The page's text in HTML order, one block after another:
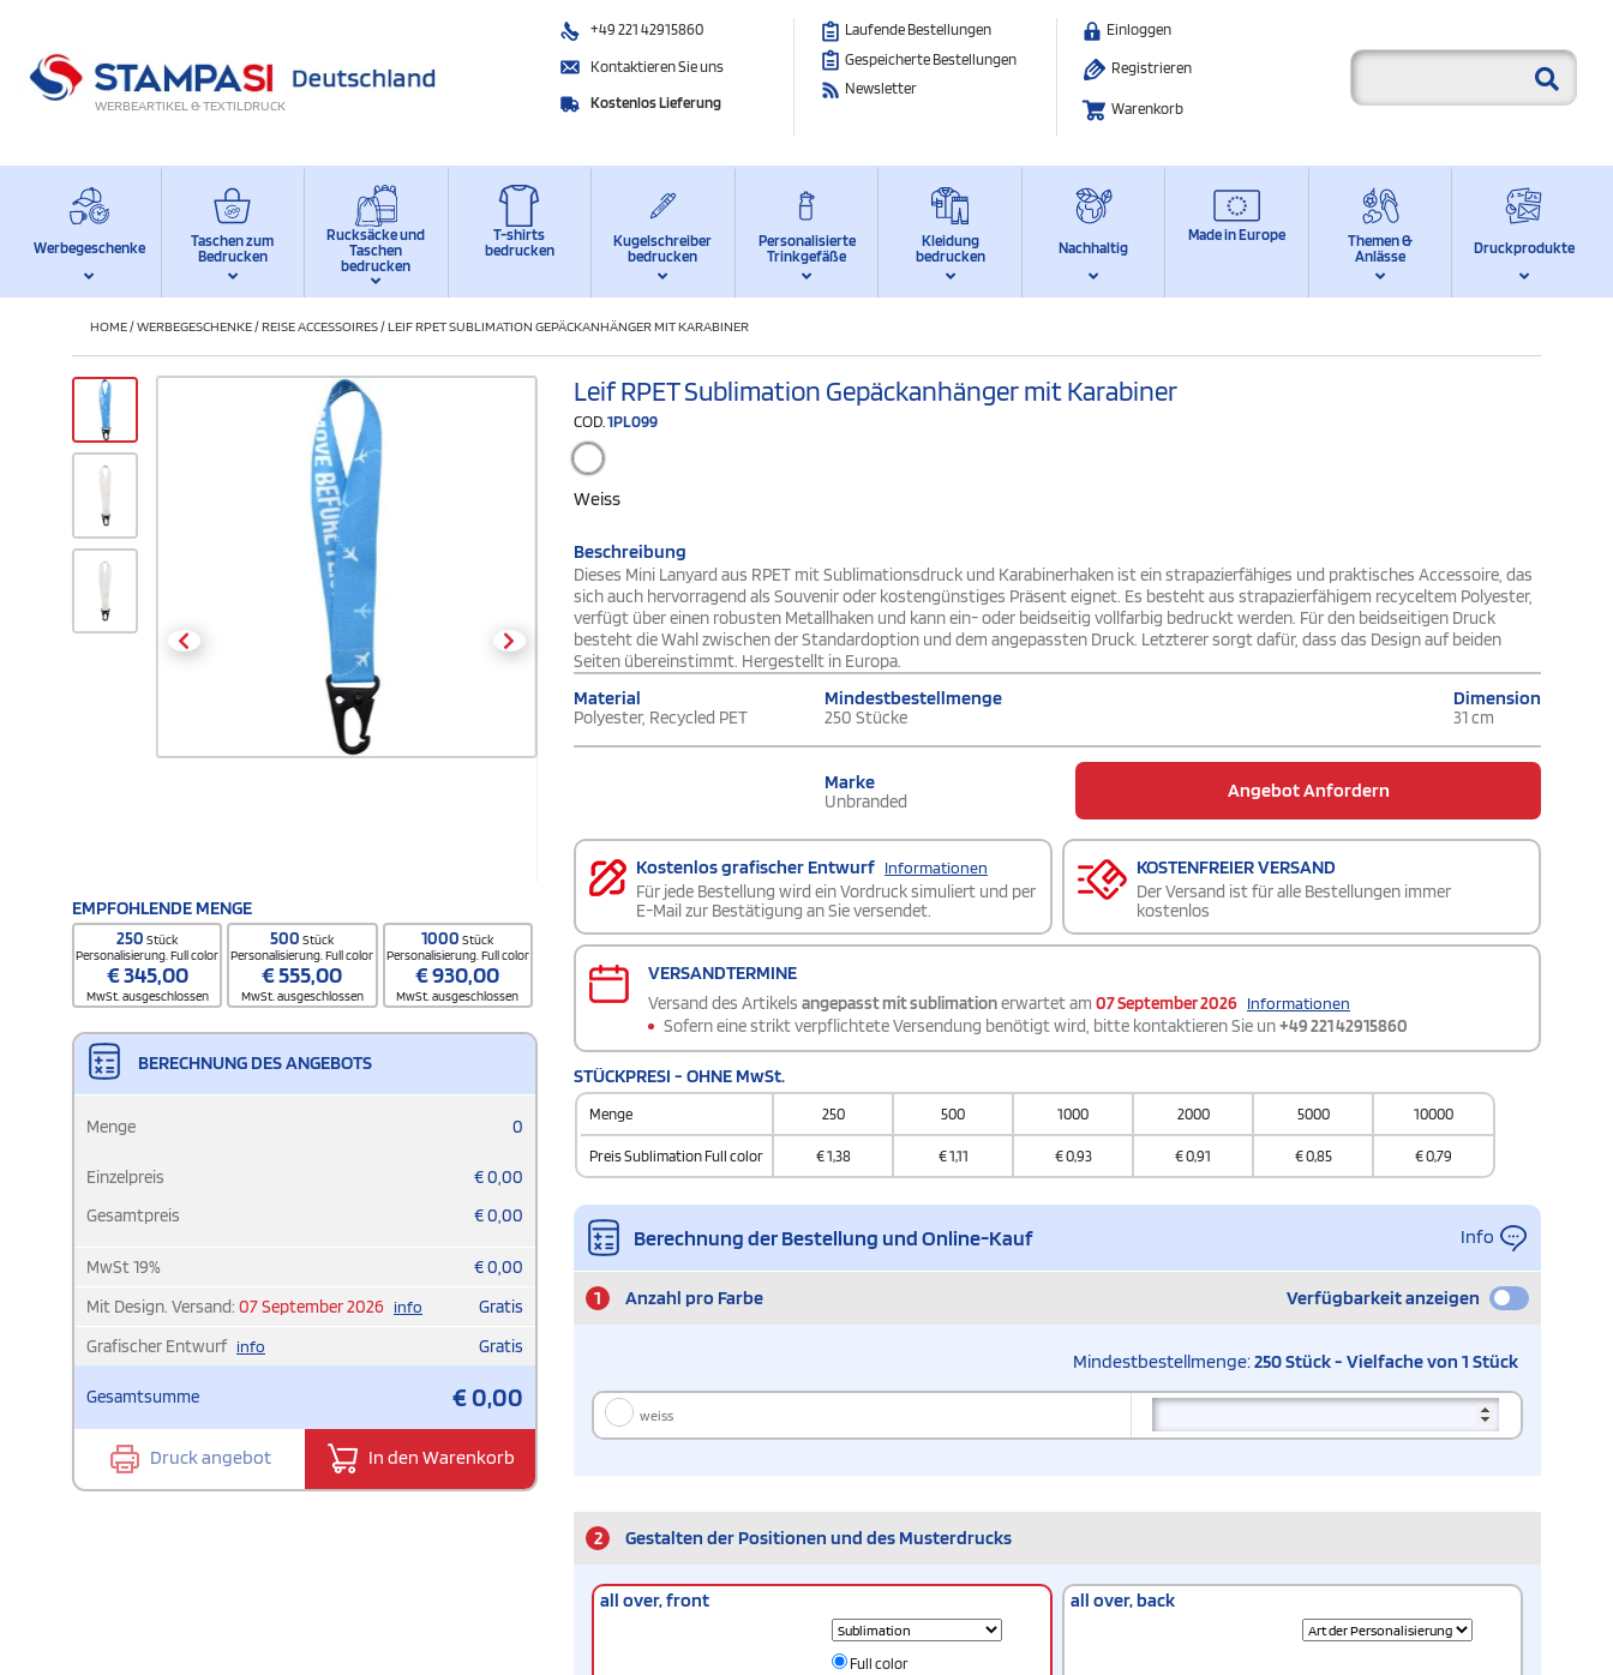
WERBEARTIKEL & TEXTILDRUCK
+49 221 42915860
Kontaktieren Sie uns
Kostenlos Lieferung
Laufende Bestellungen
Gespeicherte Bestellungen
Newsletter
Einloggen
Registrieren
Warenkorb
Werbegeschenke
Taschen zum
Bedrucken
Rucksäcke und
Taschen
bedrucken
T-shirts
bedrucken
Kugelschreiber
bedrucken
Personalisierte
Trinkgefäße
Kleidung
bedrucken
Nachhaltig
Made in Europe
Themen &
Anlässe
Druckprodukte
HOME/WERBEGESCHENKE/REISE ACCESSOIRES/LEIF RPET SUBLIMATION GEPÄCKANHÄNGER MIT KARABINER
EMPFOHLENDE MENGE
250Stück
Personalisierung. Full color
€345,00
MwSt. ausgeschlossen
500Stück
Personalisierung. Full color
€555,00
MwSt. ausgeschlossen
1000Stück
Personalisierung. Full color
€930,00
MwSt. ausgeschlossen
BERECHNUNG DES ANGEBOTS
Menge 0
Einzelpreis €0,00
Gesamtpreis
€0,00
MwSt19% €0,00
Mit Design. Versand: 07 September 2026 info
Gratis
Grafischer Entwurf info Gratis
Gesamtsumme €0,00
Druck angebot In den Warenkorb
Leif RPET Sublimation Gepäckanhänger mit Karabiner
COD.1PL099
Weiss
Beschreibung
Dieses Mini Lanyard aus RPET mit Sublimationsdruck und Karabinerhaken ist ein strapazierfähiges und praktisches Accessoire, das
sich auch hervorragend als Souvenir oder kostengünstiges Präsent eignet. Es besteht aus strapazierfähigem recyceltem Polyester,
verfügt über einen robusten Metallhaken und kann ein- oder beidseitig vollfarbig bedruckt werden. Für den beidseitigen Druck
besteht die Wahl zwischen der Standardoption und dem angepassten Druck. Letzterer sorgt dafür, dass das Design auf beiden
Seiten übereinstimmt. Hergestellt in Europa.
Material
Polyester, Recycled PET
Mindestbestellmenge
250 Stücke
Dimension
31 cm
Marke
Unbranded Angebot Anfordern
Kostenlos grafischer Entwurf Informationen
Für jede Bestellung wird ein Vordruck simuliert und per
E-Mail zur Bestätigung an Sie versendet.
KOSTENFREIER VERSAND
Der Versand ist für alle Bestellungen immer
kostenlos
VERSANDTERMINE
Versand des Artikels angepasst mit sublimationerwartet am 07 September 2026 Informationen
Sofern eine strikt verpflichtete Versendung benötigt wird, bitte kontaktieren Sie un+49 221 42915860
STÜCKPRESI - OHNE MwSt.
Menge 250 500 1000 2000 5000 10000
Preis Sublimation Full color €1,38 €1,11 €0,93 €0,91 €0,85 €0,79
Berechnung der Bestellung und Online-Kauf Info
1 Anzahl pro Farbe Verfügbarkeit anzeigen
Mindestbestellmenge:250 Stück - Vielfache von 1 Stück
weiss
2 Gestalten der Positionen und des Musterdrucks
all over, front
Full color
all over, back